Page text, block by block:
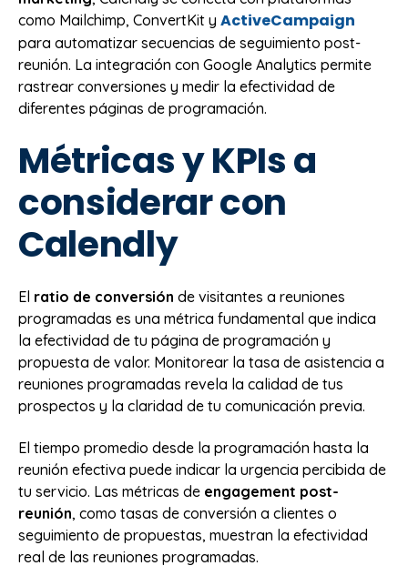
como Mailchimp, ConvertKit y ActiveCampaign
para automatizar secuencias de seguimiento post-
reunión. La integración con Google Analytics permite
rastrear conversiones y medir la efectividad de
diferentes páginas de programación.
Métricas y KPIs a
considerar con
Calendly
El ratio de conversión de visitantes a reuniones
programadas es una métrica fundamental que indica
la efectividad de tu página de programación y
propuesta de valor. Monitorear la tasa de asistencia a
reuniones programadas revela la calidad de tus
prospectos y la claridad de tu comunicación previa.
El tiempo promedio desde la programación hasta la
reunión efectiva puede indicar la urgencia percibida de
tu servicio. Las métricas de engagement post-
reunión, como tasas de conversión a clientes o
seguimiento de propuestas, muestran la efectividad
real de las reuniones programadas.